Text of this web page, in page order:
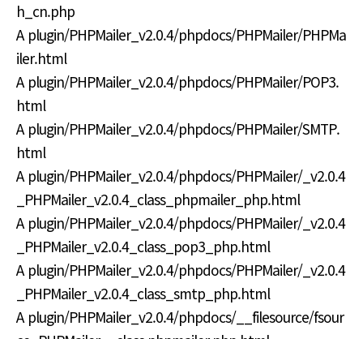
h_cn.php
A plugin/PHPMailer_v2.0.4/phpdocs/PHPMailer/PHPMa
iler.html
A plugin/PHPMailer_v2.0.4/phpdocs/PHPMailer/POP3.
html
A plugin/PHPMailer_v2.0.4/phpdocs/PHPMailer/SMTP.
html
A plugin/PHPMailer_v2.0.4/phpdocs/PHPMailer/_v2.0.4
_PHPMailer_v2.0.4_class_phpmailer_php.html
A plugin/PHPMailer_v2.0.4/phpdocs/PHPMailer/_v2.0.4
_PHPMailer_v2.0.4_class_pop3_php.html
A plugin/PHPMailer_v2.0.4/phpdocs/PHPMailer/_v2.0.4
_PHPMailer_v2.0.4_class_smtp_php.html
A plugin/PHPMailer_v2.0.4/phpdocs/__filesource/fsour